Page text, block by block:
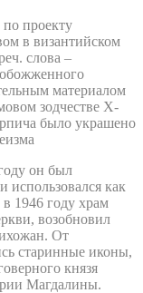
проекту
в византийском
слова –
материалом
зодчестве X-
было украшено
он был
использовался как
1946 году храм
возобновил
От
старинные иконы,
князя
Магдалины.